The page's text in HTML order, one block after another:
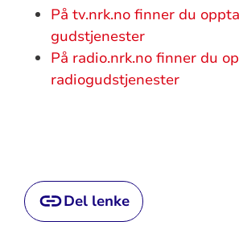
På tv.nrk.no finner du
gudstjenester
På radio.nrk.no finner du
radiogudstjenester
Del lenke